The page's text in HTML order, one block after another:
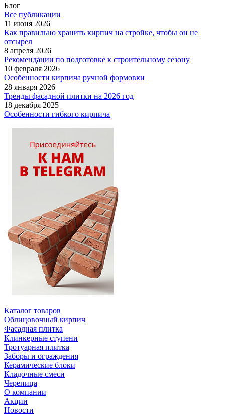
Блог
Все публикации
11 июня 2026
Как правильно хранить кирпич на стройке, чтобы он не
отсырел
8 апреля 2026
Рекомендации по подготовке к строительному сезону
10 февраля 2026
Особенности кирпича ручной формовки
28 января 2026
Тренды фасадной плитки на 2026 год
18 декабря 2025
Особенности гибкого кирпича
Каталог товаров
Облицовочный кирпич
Фасадная плитка
Клинкерные ступени
Тротуарная плитка
Заборы и ограждения
Керамические блоки
Кладочные смеси
Черепица
О компании
Акции
Новости